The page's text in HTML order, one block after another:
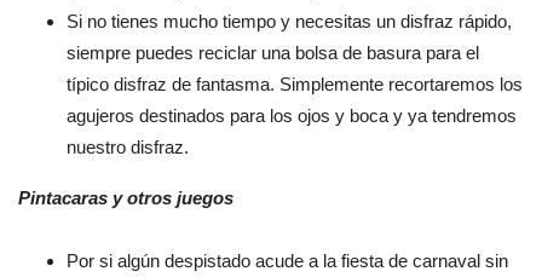
Si no tienes mucho tiempo y necesitas un disfraz rápido,
siempre puedes reciclar una bolsa de basura para el
típico disfraz de fantasma. Simplemente recortaremos los
agujeros destinados para los ojos y boca y ya tendremos
nuestro disfraz.
Pintacaras y otros juegos
Por si algún despistado acude a la fiesta de carnaval sin